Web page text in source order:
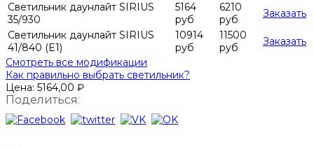
Светильник даунлайт SIRIUS
35/930
5164
руб
6210
руб
Заказать
Светильник даунлайт SIRIUS
41/840 (E1)
10914
руб
11500
руб
Заказать
Смотреть все модификации
Как правильно выбрать светильник?
Цена: 5164,00 ₽
Поделиться: